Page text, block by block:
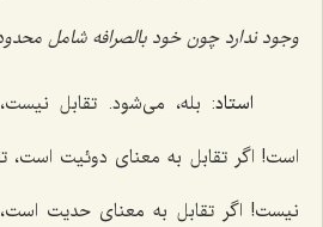
وجود ندارد چون خود بالصرافه شامل
استاد: بله، می‌شود. تقابل
است! اگر تقابل به معنای دوئیت است،
نیست! اگر تقابل به معنای حدیت